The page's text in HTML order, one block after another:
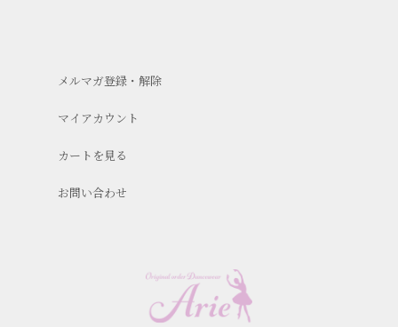
メルマガ登録・解除
マイアカウント
カートを見る
お問い合わせ